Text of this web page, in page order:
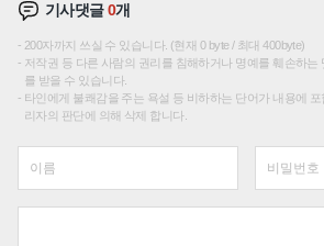
기사댓글0개
200자까지 쓰실 수 있습니다. (현재 0 byte / 최대 400byte)
저작권 등 다른 사람의 권리를 침해하거나 명예를 훼손하는
를 받을 수 있습니다.
타인에게 불쾌감을 주는 욕설 등 비하하는 단어가 내용에
리자의 판단에 의해 삭제 합니다.